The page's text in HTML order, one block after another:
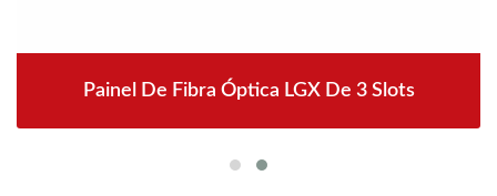
Painel De Fibra Óptica LGX De 3 Slots